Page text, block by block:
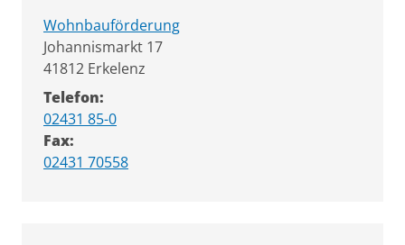
Wohnbauförderung
Straße:
Johannismarkt Hausnummer:
17
PLZ:
41812 Ort:
Erkelenz
Telefon:
02431 85-0
Fax:
02431 70558